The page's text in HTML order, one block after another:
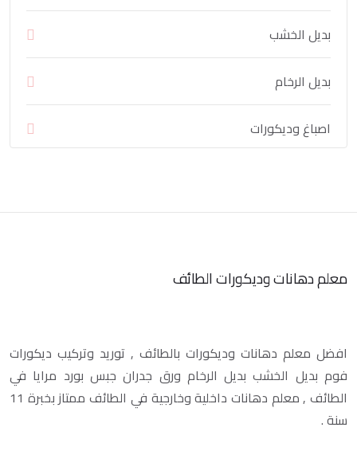
بديل الخشب
بديل الرخام
اصباغ وديكورات
معلم دهانات وديكورات الطائف
افضل معلم دهانات وديكورات بالطائف , توريد وتركيب ديكورات
فوم بديل الخشب بديل الرخام ورق جدران جبس بورد مرايا في
الطائف , معلم دهانات داخلية وخارجية في الطائف ممتاز بخبرة 11
سنة .